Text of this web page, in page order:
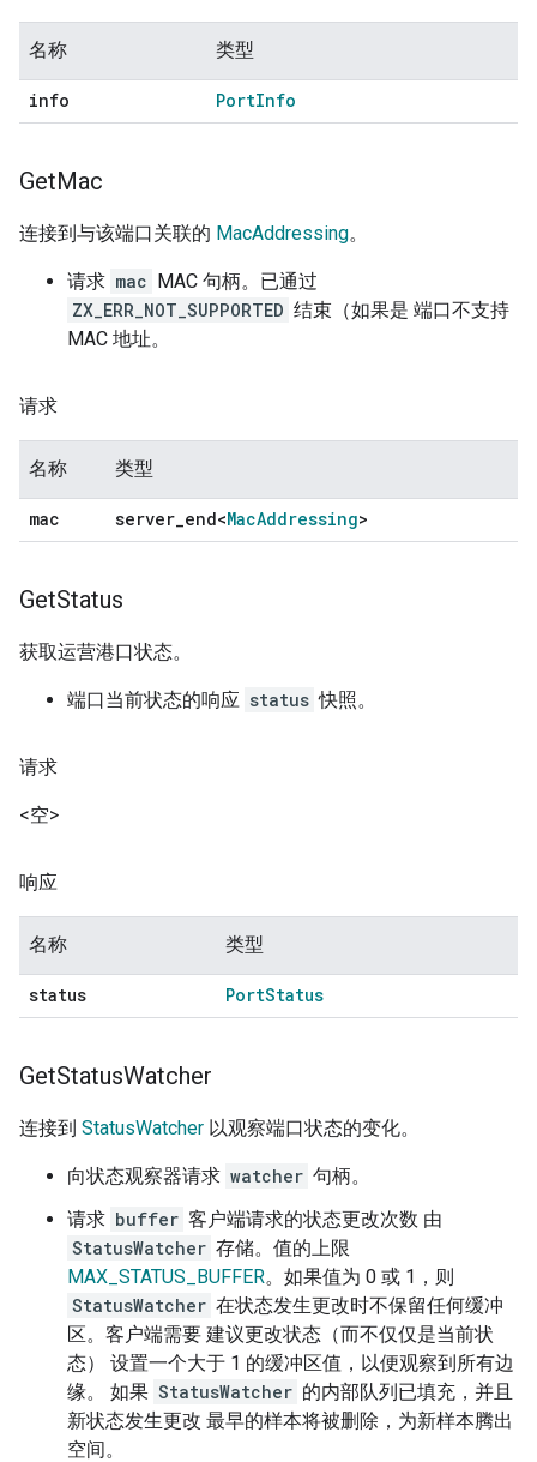
名称 类型
info PortInfo
GetMac
连接到与该端口关联的 MacAddressing。
请求 mac MAC 句柄。已通过
ZX_ERR_NOT_SUPPORTED 结束（如果是 端口不支持
MAC 地址。
请求
名称 类型
mac server end<MacAddressing>
GetStatus
获取运营港口状态。
端口当前状态的响应 status 快照。
请求
<空>
响应
名称 类型
status PortStatus
GetStatusWatcher
连接到 StatusWatcher 以观察端口状态的变化。
向状态观察器请求 watcher 句柄。
请求 buffer 客户端请求的状态更改次数 由
StatusWatcher 存储。值的上限
MAX_STATUS_BUFFER。如果值为 0 或 1，则
StatusWatcher 在状态发生更改时不保留任何缓冲
区。客户端需要 建议更改状态（而不仅仅是当前状
态） 设置一个大于 1 的缓冲区值，以便观察到所有边
缘。 如果 StatusWatcher 的内部队列已填充，并且
新状态发生更改 最早的样本将被删除，为新样本腾出
空间。